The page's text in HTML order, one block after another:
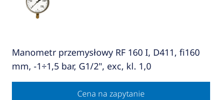
Manometr przemysłowy RF 160 I, D411, fi160
mm, -1÷1,5 bar, G1/2", exc, kl. 1,0
Cena na zapytanie